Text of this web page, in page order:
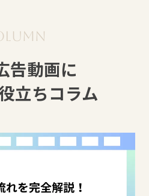
告動画に
立ちコラム